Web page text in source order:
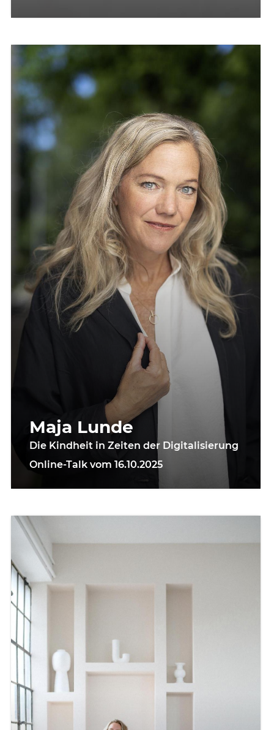
Maja Lunde
Die Kindheit in Zeiten der Digitalisierung
Online-Talk vom 16.10.2025